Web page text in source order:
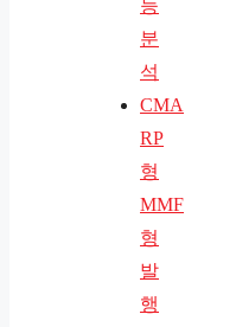
능
분
석
CMA
RP
형
MMF
형
발
행